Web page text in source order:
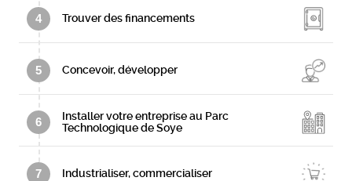
4 Trouver des financements
5 Concevoir, développer
6
Installer votre entreprise au Parc
Technologique de Soye
7 Industrialiser, commercialiser